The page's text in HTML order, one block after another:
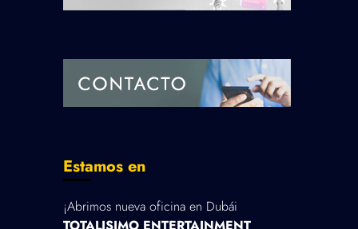
Estamos en
¡Abrimos nueva oficina en Dubái